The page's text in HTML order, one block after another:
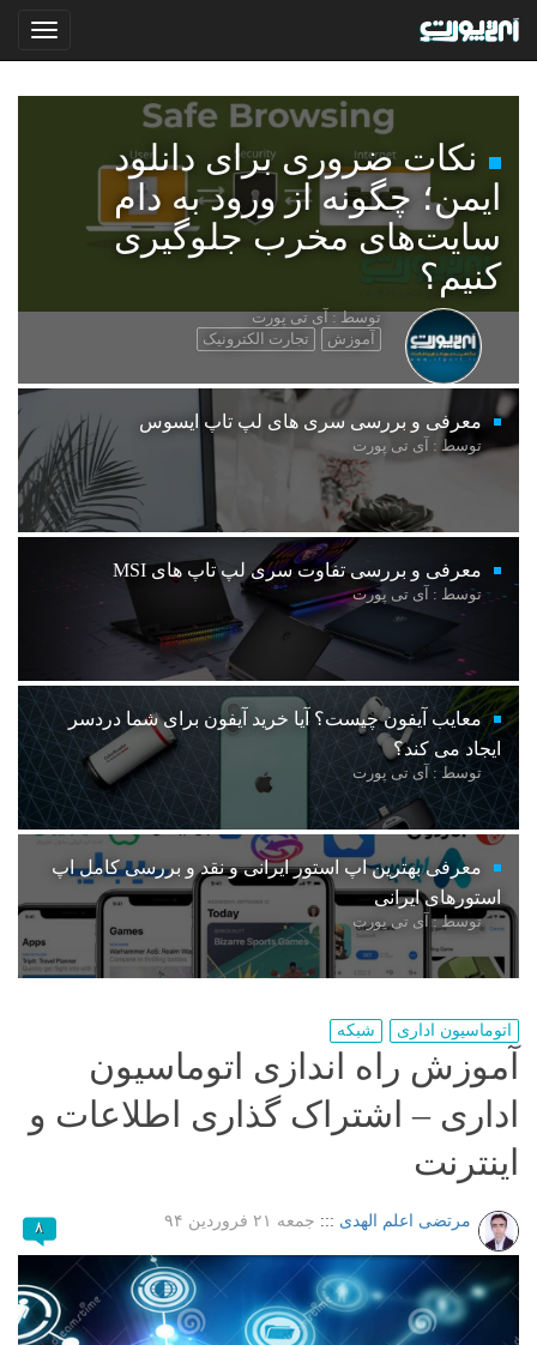
نکات ضروری برای دانلود
ایمن؛ چگونه از ورود به دام
سایت‌های مخرب جلوگیری
کنیم؟
توسط : آی تی پورت
آموزش
تجارت الکترونیک
معرفی و بررسی سری های لپ تاپ ایسوس
توسط : آی تی پورت
معرفی و بررسی تفاوت سری لپ تاپ های MSI
توسط : آی تی پورت
معایب آیفون چیست؟ آیا خرید آیفون برای شما دردسر
ایجاد می کند؟
توسط : آی تی پورت
معرفی بهترین اپ استور ایرانی و نقد و بررسی کامل اپ
استورهای ایرانی
توسط : آی تی پورت
اتوماسیون اداری شبکه
آموزش راه اندازی اتوماسیون
اداری – اشتراک گذاری اطلاعات و
اینترنت
مرتضی اعلم الهدی ::: جمعه ۲۱ فروردین ۹۴ ۸